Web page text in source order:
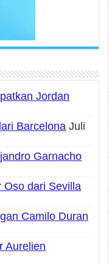
Jordan
Barcelona Juli
Garnacho
Oso dari Sevilla
Camilo Duran
Aurelien